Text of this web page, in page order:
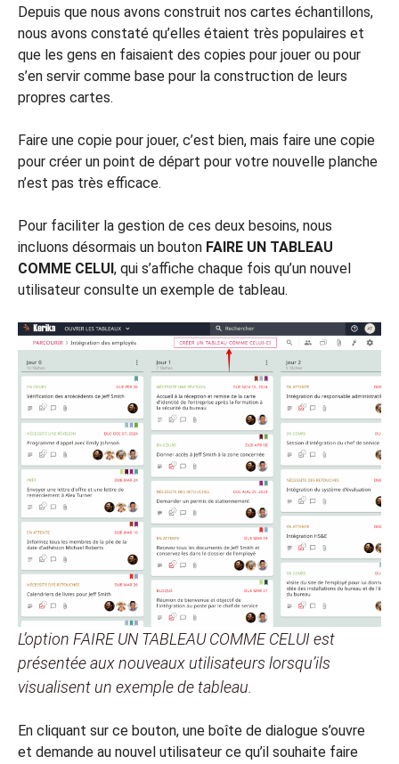
Depuis que nous avons construit nos cartes échantillons,
nous avons constaté qu’elles étaient très populaires et
que les gens en faisaient des copies pour jouer ou pour
s’en servir comme base pour la construction de leurs
propres cartes.
Faire une copie pour jouer, c’est bien, mais faire une copie
pour créer un point de départ pour votre nouvelle planche
n’est pas très efficace.
Pour faciliter la gestion de ces deux besoins, nous
incluons désormais un bouton FAIRE UN TABLEAU
COMME CELUI, qui s’affiche chaque fois qu’un nouvel
utilisateur consulte un exemple de tableau.
L’option FAIRE UN TABLEAU COMME CELUI est
présentée aux nouveaux utilisateurs lorsqu’ils
visualisent un exemple de tableau.
En cliquant sur ce bouton, une boîte de dialogue s’ouvre
et demande au nouvel utilisateur ce qu’il souhaite faire